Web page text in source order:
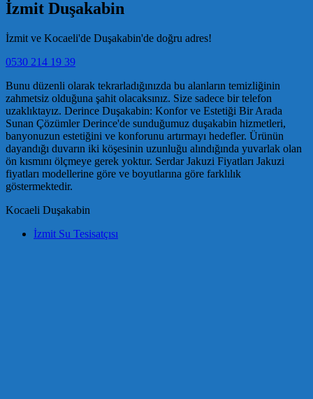
İzmit Duşakabin
İzmit ve Kocaeli'de Duşakabin'de doğru adres!
0530 214 19 39
Bunu düzenli olarak tekrarladığınızda bu alanların temizliğinin
zahmetsiz olduğuna şahit olacaksınız. Size sadece bir telefon
uzaklıktayız. Derince Duşakabin: Konfor ve Estetiği Bir Arada
Sunan Çözümler Derince'de sunduğumuz duşakabin hizmetleri,
banyonuzun estetiğini ve konforunu artırmayı hedefler. Ürünün
dayandığı duvarın iki köşesinin uzunluğu alındığında yuvarlak olan
ön kısmını ölçmeye gerek yoktur. Serdar Jakuzi Fiyatları Jakuzi
fiyatları modellerine göre ve boyutlarına göre farklılık
göstermektedir.
Kocaeli Duşakabin
İzmit Su Tesisatçısı